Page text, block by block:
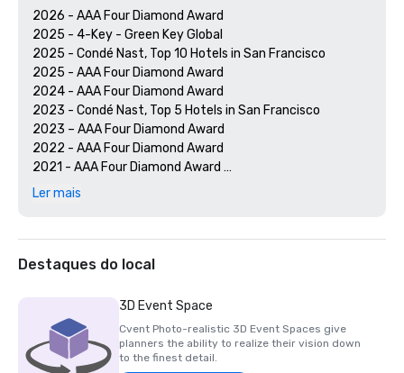
2026 - AAA Four Diamond Award
2025 - 4-Key - Green Key Global
2025 - Condé Nast, Top 10 Hotels in San Francisco
2025 - AAA Four Diamond Award
2024 - AAA Four Diamond Award
2023 - Condé Nast, Top 5 Hotels in San Francisco
2023 – AAA Four Diamond Award
2022 - AAA Four Diamond Award
2021 - AAA Four Diamond Award
2020 - Condé Nast 21 Best Hotels in San Francisco
Ler mais
Destaques do local
3D Event Space
Cvent Photo-realistic 3D Event Spaces give
planners the ability to realize their vision down
to the finest detail.